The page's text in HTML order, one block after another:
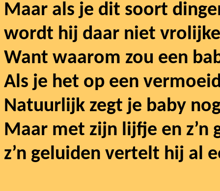
Maar als je dit soort
wordt hij daar niet
Want waarom zou een
Als je het op een
Natuurlijk zegt je baby
Maar met zijn lijfje en z’n
z’n geluiden vertelt hij al